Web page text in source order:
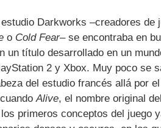
Darkworks –creadores de
o Cold Fear– se encontraba en
un título desarrollado en un
2 y Xbox. Muy poco se
del estudio francés allá por
Alive, el nombre original
primeros conceptos del juego